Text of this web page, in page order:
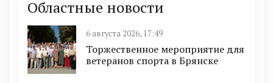
Областные новости
6 августа 2026, 17:49
Торжественное мероприятие для
ветеранов спорта в Брянске